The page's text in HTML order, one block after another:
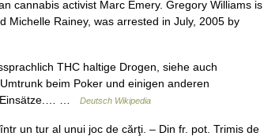
cannabis activist Marc Emery. Gregory Williams is
Michelle Rainey, was arrested in July, 2005 by
THC haltige Drogen, siehe auch
beim Poker und einigen anderen
Einsätze.… …
Deutsch Wikipedia
un tur al unui joc de cărţi. – Din fr. pot. Trimis de